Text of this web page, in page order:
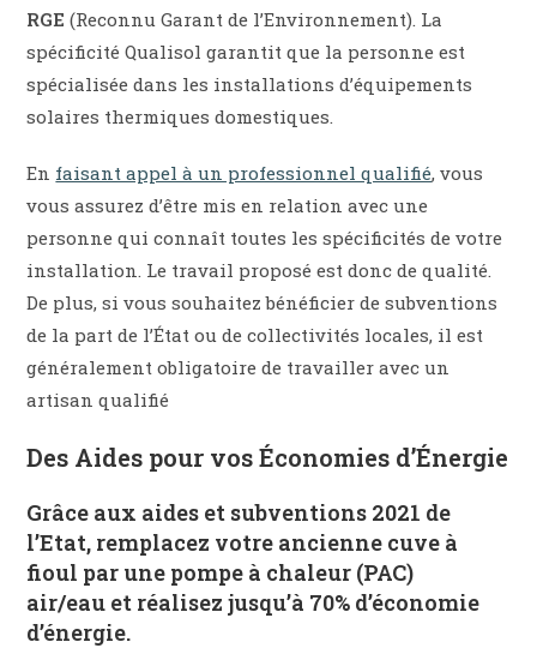
RGE(Reconnu Garant de l’Environnement). La
spécificité Qualisol garantit que la personne est
spécialisée dans les installations d’équipements
solaires thermiques domestiques.
En faisant appel à un professionnel qualifié, vous
vous assurez d’être mis en relation avec une
personne qui connaît toutes les spécificités de votre
installation. Le travail proposé est donc de qualité.
De plus, si vous souhaitez bénéficier de subventions
de la part de l’État ou de collectivités locales, il est
généralement obligatoire de travailler avec un
artisan qualifié
Des Aides pour vos Économies d’Énergie
Grâce aux aides et subventions 2021 de
l’Etat, remplacez votre ancienne cuve à
fioul par une pompe à chaleur (PAC)
air/eau et réalisez jusqu’à 70% d’économie
d’énergie.